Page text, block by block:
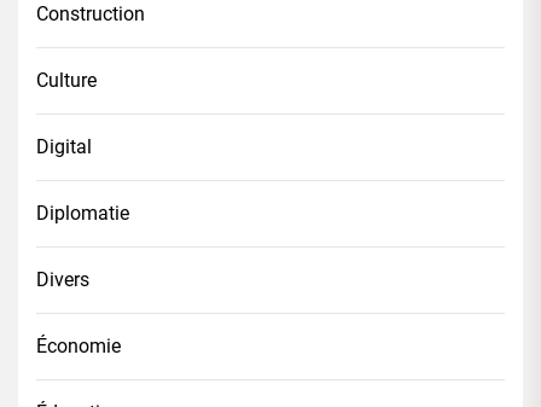
Construction
Culture
Digital
Diplomatie
Divers
Économie